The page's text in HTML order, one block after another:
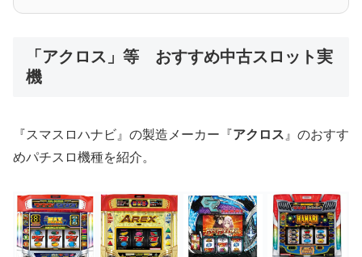
値下げ台
「アクロス」等 おすすめ中古スロット実
機
『スマスロハナビ』の製造メーカー『アクロス 』のおすす
めパチスロ機種を紹介。